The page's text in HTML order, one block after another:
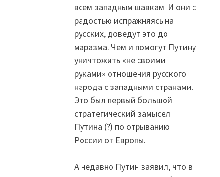
всем западным шавкам. И они с
радостью испражняясь на
русских, доведут это до
маразма. Чем и помогут Путину
уничтожить «не своими
руками» отношения русского
народа с западными странами.
Это был первый большой
стратегический замысел
Путина (?) по отрыванию
России от Европы.
А недавно Путин заявил, что в